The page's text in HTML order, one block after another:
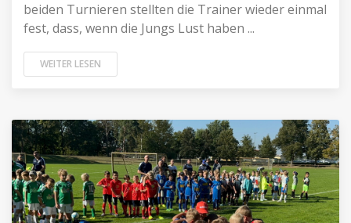
beiden Turnieren stellten die Trainer wieder einmal
fest, dass, wenn die Jungs Lust haben ...
WEITER LESEN